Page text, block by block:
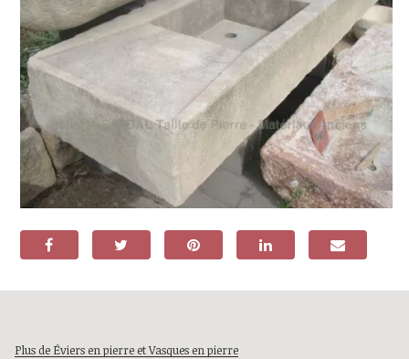
Plus de Éviers en pierre et Vasques en pierre